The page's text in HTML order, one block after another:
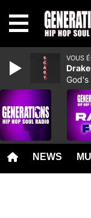
NEWS
VOUS
Drake
God's